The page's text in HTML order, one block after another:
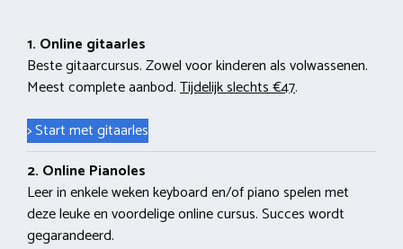
1. Online gitaarles
Beste gitaarcursus. Zowel voor kinderen als volwassenen.
Meest complete aanbod.Tijdelijk slechts €47.
> Start met gitaarles
2. Online Pianoles
Leer in enkele weken keyboard en/of piano spelen met
deze leuke en voordelige online cursus. Succes wordt
gegarandeerd.